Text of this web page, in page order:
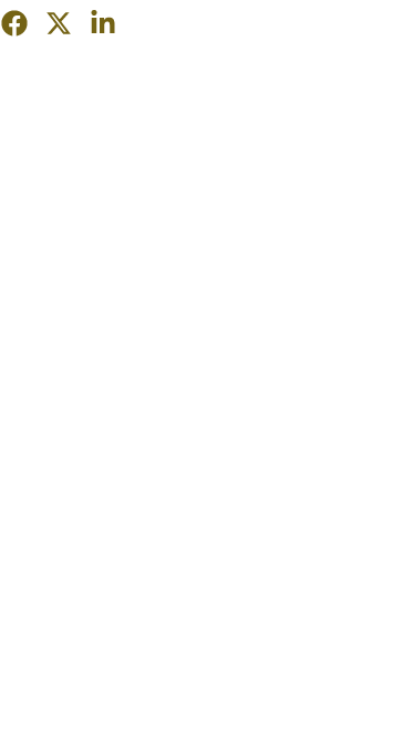
Dela
Dela
Dela